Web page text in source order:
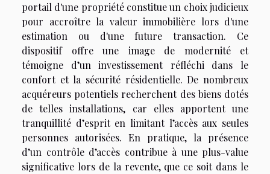
portail d'une propriété constitue un choix judicieux
pour accroître la valeur immobilière lors d'une
estimation ou d'une future transaction. Ce
dispositif offre une image de modernité et
témoigne d’un investissement réfléchi dans le
confort et la sécurité résidentielle. De nombreux
acquéreurs potentiels recherchent des biens dotés
de telles installations, car elles apportent une
tranquillité d’esprit en limitant l’accès aux seules
personnes autorisées. En pratique, la présence
d’un contrôle d’accès contribue à une plus-value
significative lors de la revente, que ce soit dans le